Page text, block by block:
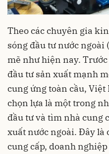
Theo các chuyên gia
sóng đầu tư nước ngoài
mẽ như hiện nay.
đầu tư sản xuất mạnh
cung ứng toàn cầu,
chọn lựa là một trong
đầu tư và tìm nhà cung
xuất nước ngoài. Đây là
cung cấp, doanh